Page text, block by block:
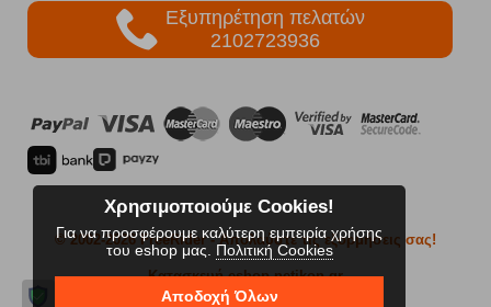
Εξυπηρέτηση πελατών
2102723936
© 2002-2026 FreeRider- Απολαύστε τις εξορμήσεις σας!
Κατασκευή eshop netikon.gr
Χρησιμοποιούμε Cookies!
Για να προσφέρουμε καλύτερη εμπειρία χρήσης
του eshop μας. Πολιτική Cookies
Αποδοχή Όλων